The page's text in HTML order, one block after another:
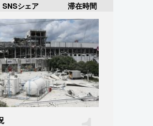
SNSシェア 滞在時間